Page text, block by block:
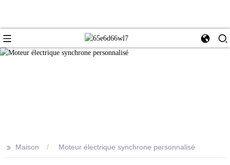
>> Maison Moteur électrique synchrone personnalisé